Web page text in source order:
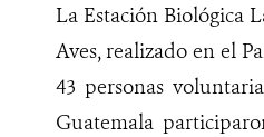
La Estación Biológica
Aves, realizado en el
43 personas
Guatemala